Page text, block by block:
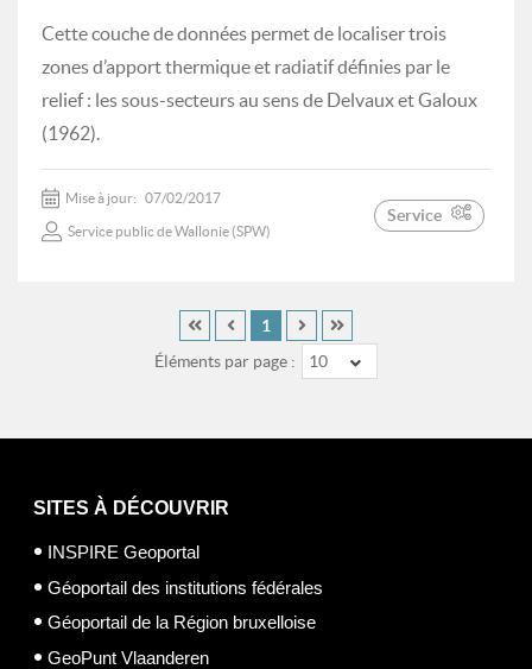
Cette couche de données permet de localiser trois
zones d’apport thermique et radiatif définies par le
relief : les sous-secteurs au sens de Delvaux et Galoux
(1962).
Mise à jour: 07/02/2017
Service public de Wallonie (SPW)
Service
Éléments par page : 10
1
SITES À DÉCOUVRIR
INSPIRE Geoportal
Géoportail des institutions fédérales
Géoportail de la Région bruxelloise
GeoPunt Vlaanderen